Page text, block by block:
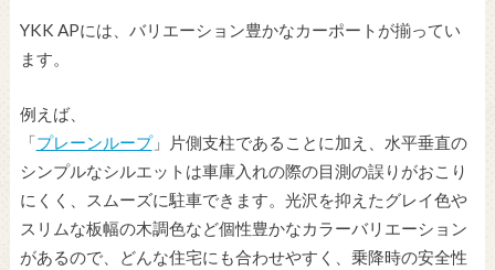
YKK APには、バリエーション豊かなカーポートが揃ってい
ます。
例えば、
「プレーンループ」片側支柱であることに加え、水平垂直の
シンプルなシルエットは車庫入れの際の目測の誤りがおこり
にくく、スムーズに駐車できます。光沢を抑えたグレイ色や
スリムな板幅の木調色など個性豊かなカラーバリエーション
があるので、どんな住宅にも合わせやすく、乗降時の安全性